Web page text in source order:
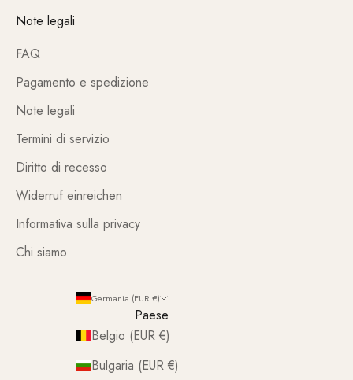
Note legali
FAQ
Pagamento e spedizione
Note legali
Termini di servizio
Diritto di recesso
Widerruf einreichen
Informativa sulla privacy
Chi siamo
Germania (EUR €)
Paese
Belgio (EUR €)
Bulgaria (EUR €)